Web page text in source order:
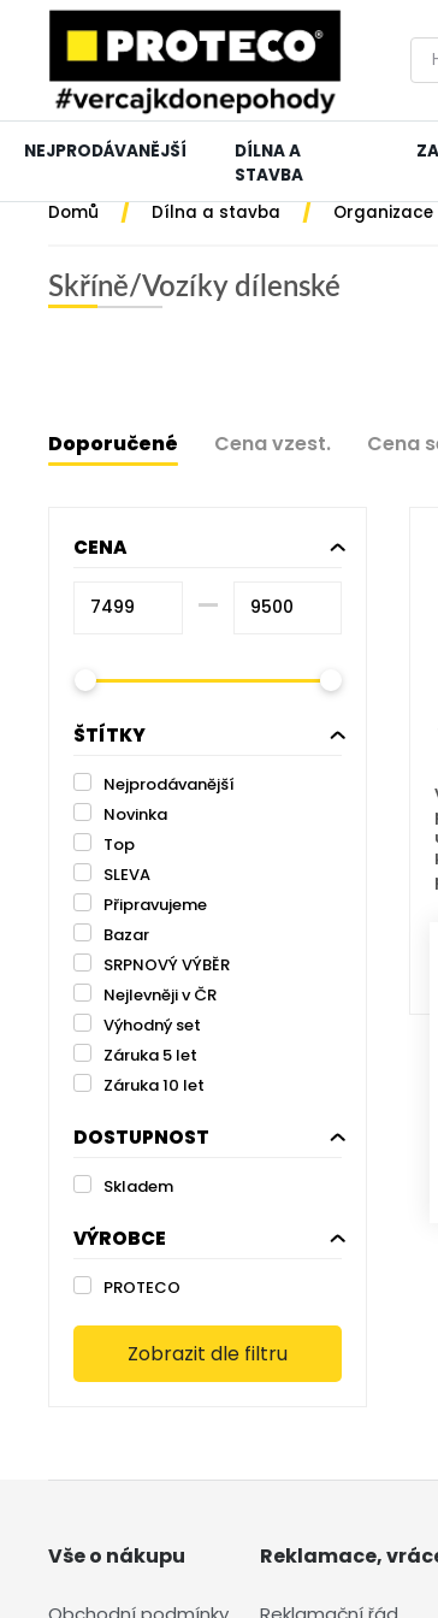
NEJPRODÁVANĚJŠÍ
DÍLNA A
STAVBA
Domů / Dílna a stavba /
Skříně/Vozíky dílenské
Doporučené Cena vzest. Cena
CENA
–⁠
ŠTÍTKY
Nejprodávanější
Novinka
Top
SLEVA
Připravujeme
Bazar
SRPNOVÝ VÝBĚR
Nejlevněji v ČR
Výhodný set
Záruka 5 let
Záruka 10 let
DOSTUPNOST
Skladem
VÝROBCE
PROTECO
Zobrazit dle filtru
Vše o nákupu Reklamace,